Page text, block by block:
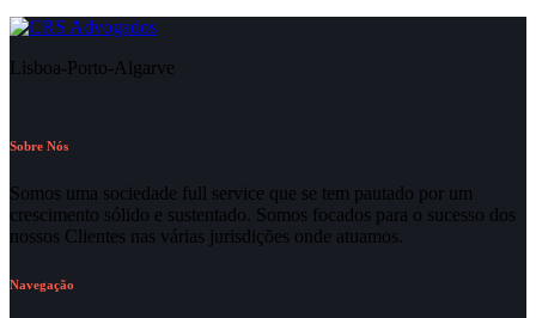
Lisboa-Porto-Algarve
Sobre Nós
Somos uma sociedade full service que se tem pautado por um
crescimento sólido e sustentado. Somos focados para o sucesso dos
nossos Clientes nas várias jurisdições onde atuamos.
Navegação